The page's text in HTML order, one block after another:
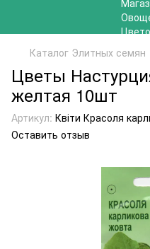
Каталог Элитных семян
Цветы
желтая 10шт
Артикул: Квіти Красоля
Оставить отзыв